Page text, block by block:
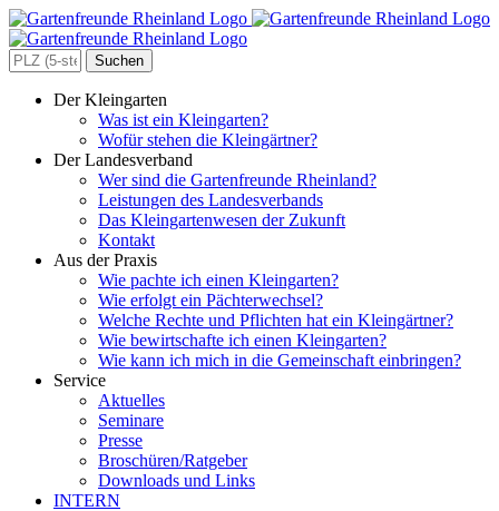
Zum
Inhalt
springen
Search
for:
Der Kleingarten
Was ist ein Kleingarten?
Wofür stehen die Kleingärtner?
Der Landesverband
Wer sind die Gartenfreunde Rheinland?
Leistungen des Landesverbands
Das Kleingartenwesen der Zukunft
Kontakt
Aus der Praxis
Wie pachte ich einen Kleingarten?
Wie erfolgt ein Pächterwechsel?
Welche Rechte und Pflichten hat ein Kleingärtner?
Wie bewirtschafte ich einen Kleingarten?
Wie kann ich mich in die Gemeinschaft einbringen?
Service
Aktuelles
Seminare
Presse
Broschüren/Ratgeber
Downloads und Links
INTERN